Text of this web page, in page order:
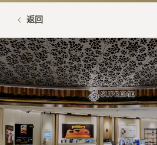
返回